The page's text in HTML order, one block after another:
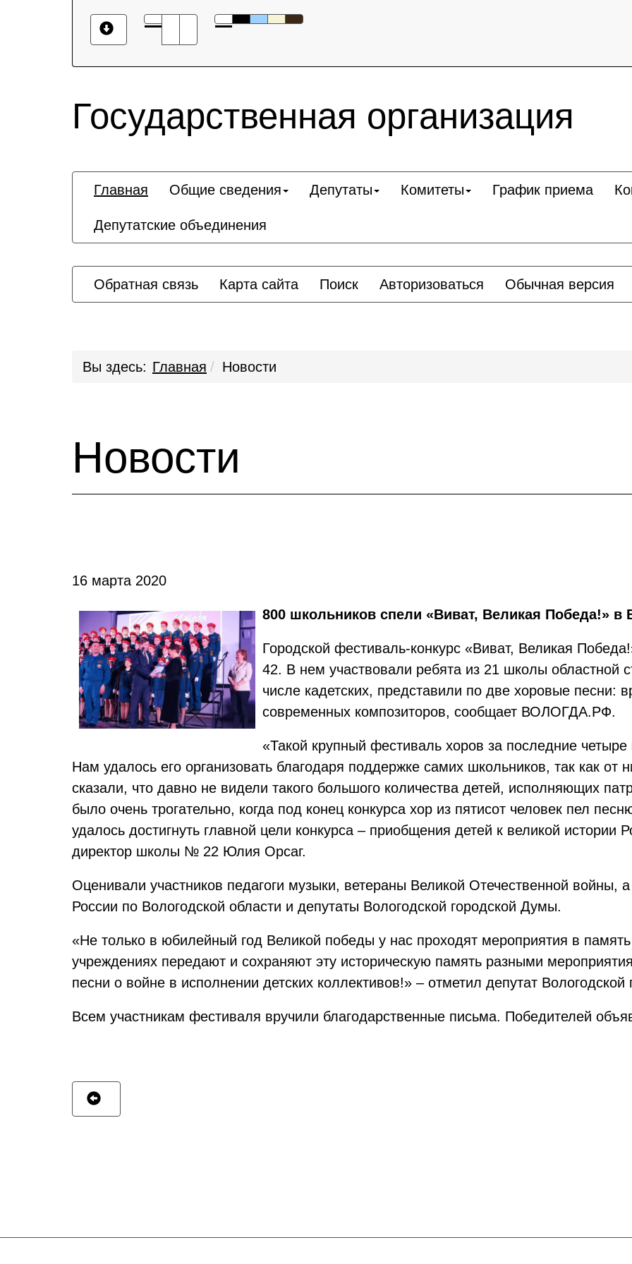
Государственная организация
Главная Общие сведения Депутаты Комитеты График приема
Депутатские объединения
Обратная связь Карта сайта Поиск Авторизоваться Обычная версия
Вы здесь: Главная Новости
Новости
16 марта 2020
800 школьников спели «Виват, Великая Победа!» в
Городской фестиваль-конкурс «Виват, Великая
42. В нем участвовали ребята из 21 школы областной
числе кадетских, представили по две хоровые песни:
современных композиторов, сообщает ВОЛОГДА.РФ.
«Такой крупный фестиваль хоров за последние
Нам удалось его организовать благодаря поддержке самих школьников, так как
сказали, что давно не видели такого большого количества детей, исполняющих
было очень трогательно, когда под конец конкурса хор из пятисот человек пел
удалось достигнуть главной цели конкурса – приобщения детей к великой истории
директор школы № 22 Юлия Орсаг.
Оценивали участников педагоги музыки, ветераны Великой Отечественной войны,
России по Вологодской области и депутаты Вологодской городской Думы.
«Не только в юбилейный год Великой победы у нас проходят мероприятия в
учреждениях передают и сохраняют эту историческую память разными
песни о войне в исполнении детских коллективов!» – отметил депутат
Всем участникам фестиваля вручили благодарственные письма. Победителей